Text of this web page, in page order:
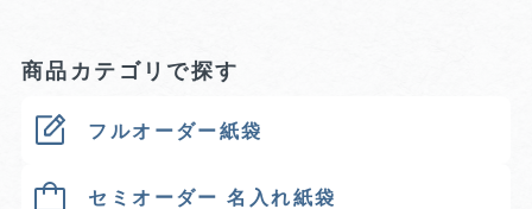
商品カテゴリで探す
フルオーダー紙袋
セミオーダー 名入れ紙袋